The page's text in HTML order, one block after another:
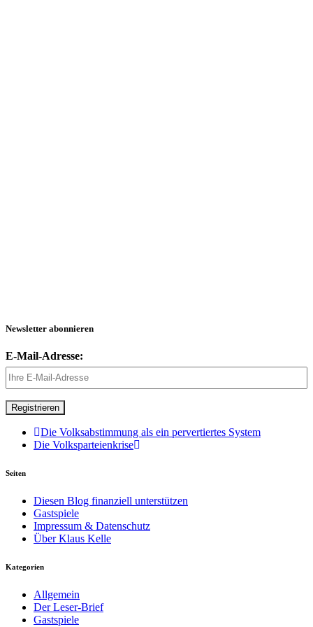
Newsletter abonnieren
E-Mail-Adresse:
Die Volksabstimmung als ein pervertiertes System
Die Volksparteienkrise
Seiten
Diesen Blog finanziell unterstützen
Gastspiele
Impressum & Datenschutz
Über Klaus Kelle
Kategorien
Allgemein
Der Leser-Brief
Gastspiele